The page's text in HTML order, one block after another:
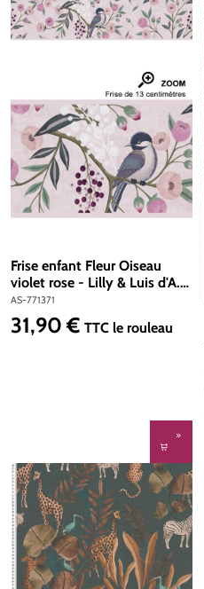
Frise enfant Fleur Oiseau
violet rose - Lilly & Luis d'A.S.
Création | Réf. AS-771371
AS-771371
Prix régulier :
31,90 € TTC le rouleau